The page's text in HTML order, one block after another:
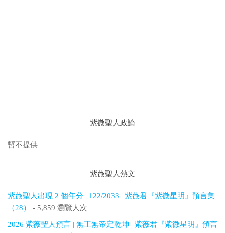
紫微聖人政論
暫不提供
紫薇聖人熱文
紫薇聖人出現 2 個年分 | 122/2033 | 紫薇君『紫微星明』預言集
（28）
- 5,859 瀏覽人次
2026 紫薇聖人預言 | 無王無帝定乾坤 | 紫薇君『紫微星明』預言